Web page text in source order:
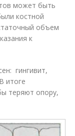
может быть
костной
объем
к
гингивит,
итоге
теряют опору,